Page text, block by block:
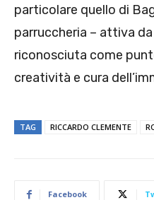
particolare quello di
parruccheria – attiva
riconosciuta come
creatività e cura
TAG RICCARDO CLEMENTE
Facebook